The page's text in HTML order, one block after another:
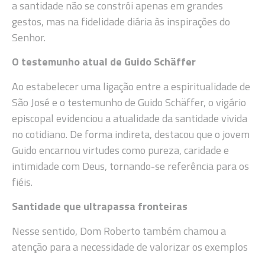
a santidade não se constrói apenas em grandes
gestos, mas na fidelidade diária às inspirações do
Senhor.
O testemunho atual de Guido Schäffer
Ao estabelecer uma ligação entre a espiritualidade de
São José e o testemunho de Guido Schäffer, o vigário
episcopal evidenciou a atualidade da santidade vivida
no cotidiano. De forma indireta, destacou que o jovem
Guido encarnou virtudes como pureza, caridade e
intimidade com Deus, tornando-se referência para os
fiéis.
Santidade que ultrapassa fronteiras
Nesse sentido, Dom Roberto também chamou a
atenção para a necessidade de valorizar os exemplos